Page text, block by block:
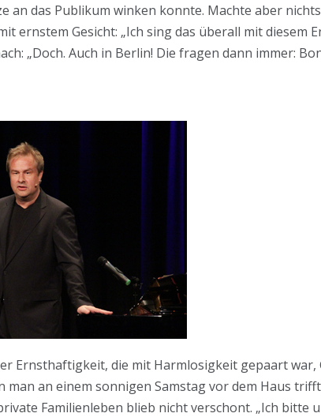
an das Publikum winken konnte. Machte aber
ernstem Gesicht: „Ich sing das überall mit diesem
„Doch. Auch in Berlin! Die fragen dann immer:
Ernsthaftigkeit, die mit Harmlosigkeit gepaart war,
an einem sonnigen Samstag vor dem Haus
Familienleben blieb nicht verschont. „Ich bitte